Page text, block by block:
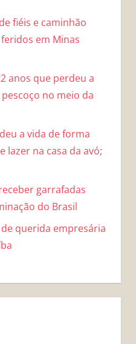
fiéis e caminhão
em Minas
anos que perdeu a
no meio da
a vida de forma
lazer na casa da avó;
garrafadas
do Brasil
querida empresária